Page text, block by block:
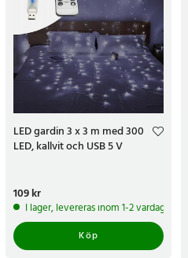
LED gardin 3 x 3 m med 300
LED, kallvit och USB 5 V
Pris:109 kr
109 kr
I lager, levereras inom 1-2 vardagar
Köp